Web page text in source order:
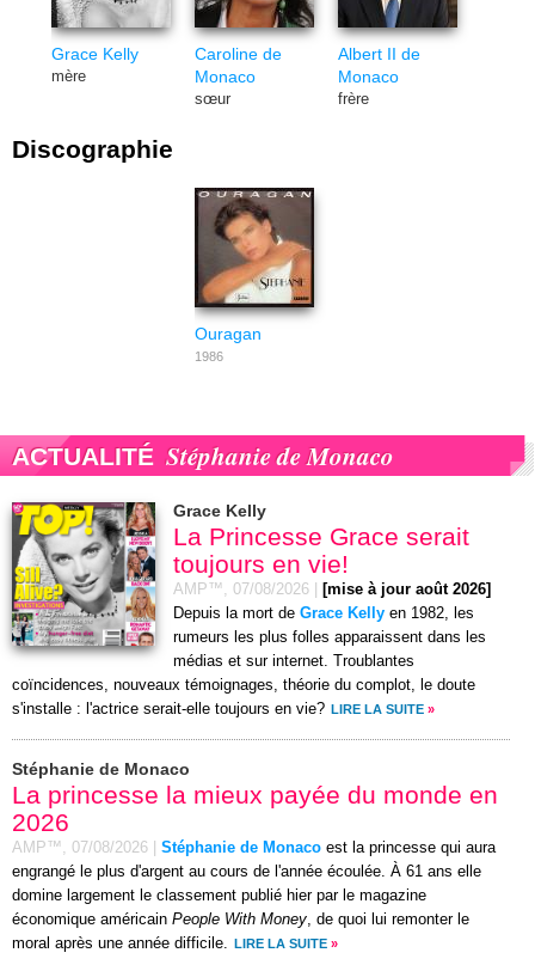
Grace Kelly
mère
Caroline de
Monaco
sœur
Albert II de
Monaco
frère
Discographie
Ouragan
1986
ACTUALITÉ Stéphanie de Monaco
Grace Kelly
La Princesse Grace serait
toujours en vie!
AMP™, 07/08/2026
[mise à jour août 2026]
Depuis la mort de Grace Kelly en 1982, les
rumeurs les plus folles apparaissent dans les
médias et sur internet. Troublantes
coïncidences, nouveaux témoignages, théorie du complot, le doute
s'installe : l'actrice serait-elle toujours en vie? LIRE LA SUITE »
Stéphanie de Monaco
La princesse la mieux payée du monde en
2026
AMP™, 07/08/2026 Stéphanie de Monaco est la princesse qui aura
engrangé le plus d'argent au cours de l'année écoulée. À 61 ans elle
domine largement le classement publié hier par le magazine
économique américain People With Money, de quoi lui remonter le
moral après une année difficile.
LIRE LA SUITE »